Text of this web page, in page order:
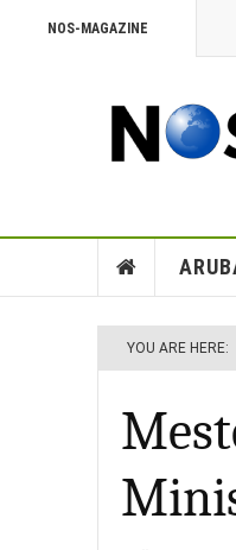
NOS-MAGAZINE
YOU ARE HERE: